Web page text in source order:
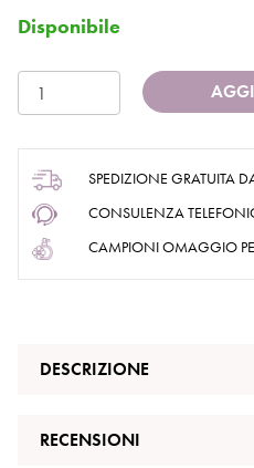
Disponibile
SPEDIZIONE GRATUITA
CONSULENZA
CAMPIONI OMAGGIO
DESCRIZIONE
RECENSIONI